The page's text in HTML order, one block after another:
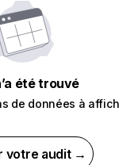
été trouvé
de données à
votre audit →